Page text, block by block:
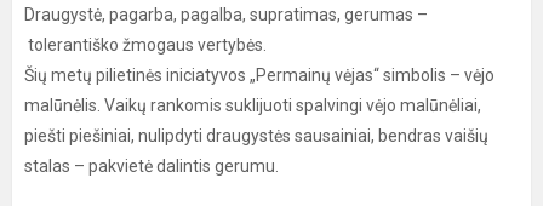
Draugystė, pagarba, pagalba, supratimas, gerumas –
tolerantiško žmogaus vertybės.
Šių metų pilietinės iniciatyvos „Permainų vėjas“ simbolis – vėjo
malūnėlis. Vaikų rankomis suklijuoti spalvingi vėjo malūnėliai,
piešti piešiniai, nulipdyti draugystės sausainiai, bendras vaišių
stalas – pakvietė dalintis gerumu.